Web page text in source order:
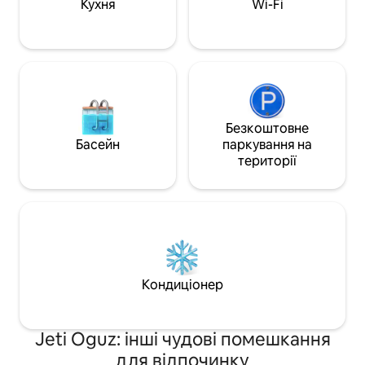
Кухня Wi-Fi
Басейн
Безкоштовне
паркування на
території
Кондиціонер
Jeti Oguz: інші чудові помешкання